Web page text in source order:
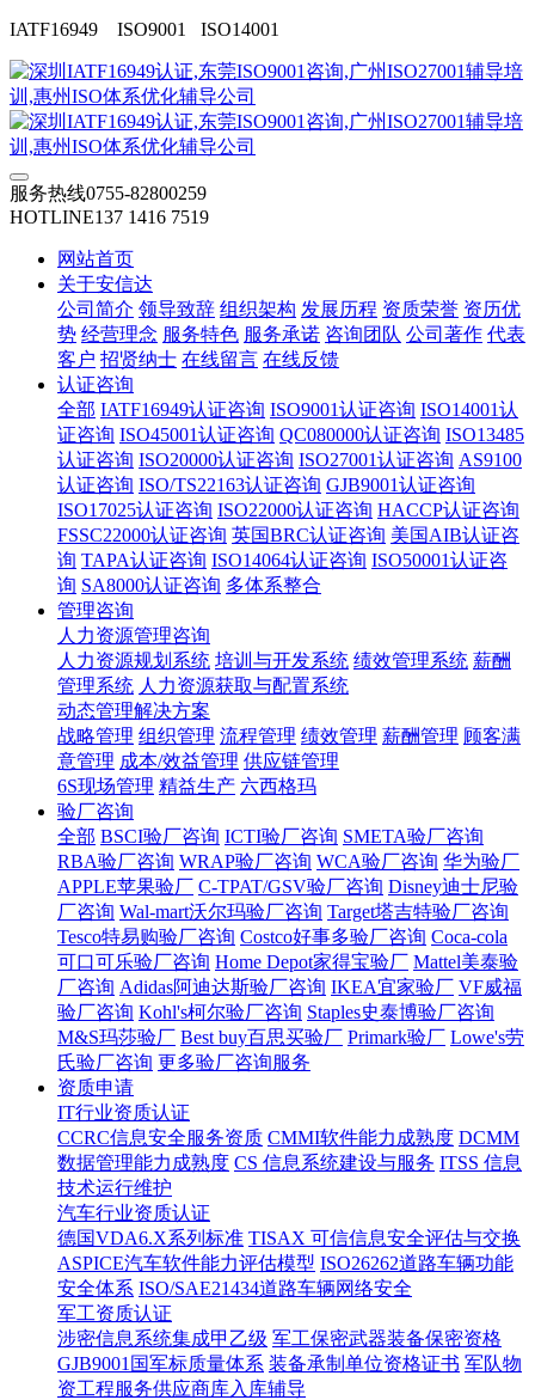
IATF16949 ISO9001 ISO14001
服务热线0755-82800259
HOTLINE137 1416 7519
网站首页
关于安信达
公司简介 领导致辞 组织架构 发展历程 资质荣誉 资历优
势 经营理念 服务特色 服务承诺 咨询团队 公司著作 代表
客户 招贤纳士 在线留言 在线反馈
认证咨询
全部 IATF16949认证咨询 ISO9001认证咨询 ISO14001认
证咨询 ISO45001认证咨询 QC080000认证咨询 ISO13485
认证咨询 ISO20000认证咨询 ISO27001认证咨询 AS9100
认证咨询 ISO/TS22163认证咨询 GJB9001认证咨询
ISO17025认证咨询 ISO22000认证咨询 HACCP认证咨询
FSSC22000认证咨询 英国BRC认证咨询 美国AIB认证咨
询 TAPA认证咨询 ISO14064认证咨询 ISO50001认证咨
询 SA8000认证咨询 多体系整合
管理咨询
人力资源管理咨询
人力资源规划系统 培训与开发系统 绩效管理系统 薪酬
管理系统 人力资源获取与配置系统
动态管理解决方案
战略管理 组织管理 流程管理 绩效管理 薪酬管理 顾客满
意管理 成本/效益管理 供应链管理
6S现场管理 精益生产 六西格玛
验厂咨询
全部 BSCI验厂咨询 ICTI验厂咨询 SMETA验厂咨询
RBA验厂咨询 WRAP验厂咨询 WCA验厂咨询 华为验厂
APPLE苹果验厂 C-TPAT/GSV验厂咨询 Disney迪士尼验
厂咨询 Wal-mart沃尔玛验厂咨询 Target塔吉特验厂咨询
Tesco特易购验厂咨询 Costco好事多验厂咨询 Coca-cola
可口可乐验厂咨询 Home Depot家得宝验厂 Mattel美泰验
厂咨询 Adidas阿迪达斯验厂咨询 IKEA宜家验厂 VF威福
验厂咨询 Kohl's柯尔验厂咨询 Staples史泰博验厂咨询
M&S玛莎验厂 Best buy百思买验厂 Primark验厂 Lowe's劳
氏验厂咨询 更多验厂咨询服务
资质申请
IT行业资质认证
CCRC信息安全服务资质 CMMI软件能力成熟度 DCMM
数据管理能力成熟度 CS 信息系统建设与服务 ITSS 信息
技术运行维护
汽车行业资质认证
德国VDA6.X系列标准 TISAX 可信信息安全评估与交换
ASPICE汽车软件能力评估模型 ISO26262道路车辆功能
安全体系 ISO/SAE21434道路车辆网络安全
军工资质认证
涉密信息系统集成甲乙级 军工保密武器装备保密资格
GJB9001国军标质量体系 装备承制单位资格证书 军队物
资工程服务供应商库入库辅导